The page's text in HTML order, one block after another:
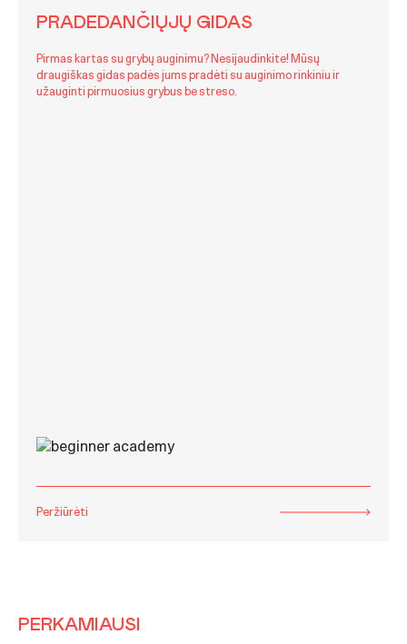
PRADEDANČIŲJŲ GIDAS
Pirmas kartas su grybų auginimu? Nesijaudinkite! Mūsų
draugiškas gidas padės jums pradėti su auginimo rinkiniu ir
užauginti pirmuosius grybus be streso.
Peržiūrėti
PERKAMIAUSI